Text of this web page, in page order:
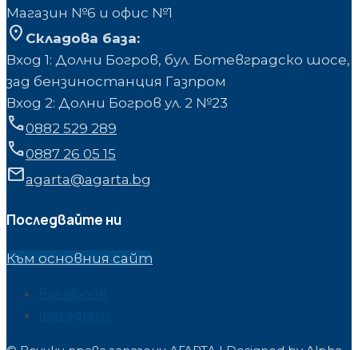
Mагазин №6 и офис №1
location_on Складова база:
Вход 1: Долни Богров, бул. Ботевградско шосе,
зад бензиностанция Газпром
Вход 2: Долни Богров ул. 2 №23
phone0882 529 289
phone0887 26 05 15
mailagarta@agarta.bg
Последвайте ни
Към основния сайт